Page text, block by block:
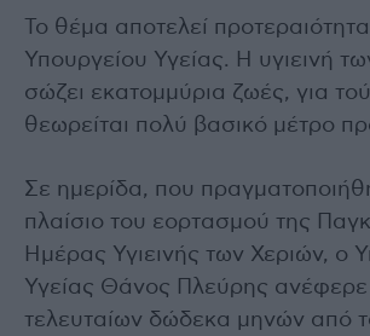
Το θέμα αποτελεί
Υπουργείου Υγείας. Η υγιεινή
σώζει εκατομμύρια ζωές, για
θεωρείται πολύ βασικό μέτρο
Σε ημερίδα, που
πλαίσιο του εορτασμού της
Ημέρας Υγιεινής των Χεριών, ο
Υγείας Θάνος Πλεύρης ανέφερε
τελευταίων δώδεκα μηνών από